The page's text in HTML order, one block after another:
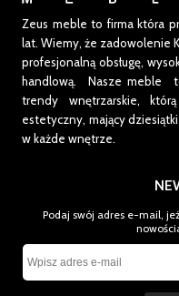
Zeus meble to firma która
lat. Wiemy, że zadowolenie
profesjonalną obsługę,
handlową. Nasze meble
trendy wnętrzarskie,
estetyczny, mający
w każde wnętrze.
Podaj swój adres e-mail,